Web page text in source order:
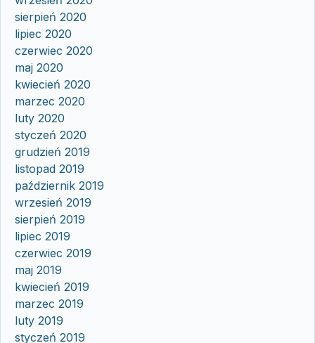
sierpień 2020
lipiec 2020
czerwiec 2020
maj 2020
kwiecień 2020
marzec 2020
luty 2020
styczeń 2020
grudzień 2019
listopad 2019
październik 2019
wrzesień 2019
sierpień 2019
lipiec 2019
czerwiec 2019
maj 2019
kwiecień 2019
marzec 2019
luty 2019
styczeń 2019